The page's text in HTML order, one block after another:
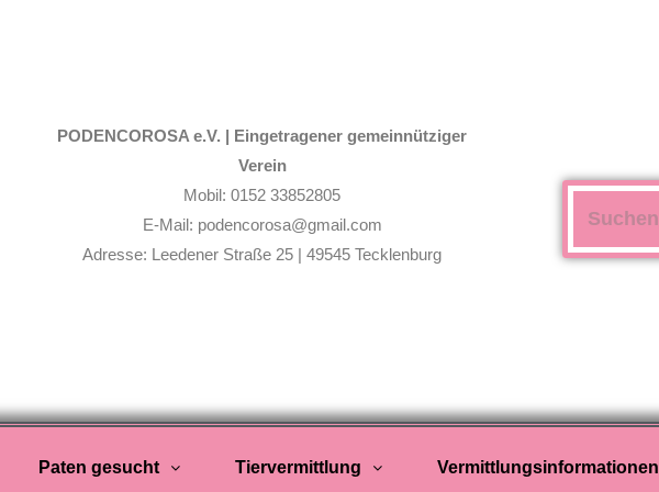
PODENCOROSA e.V. | Eingetragener gemeinnütziger
Verein
Mobil: 0152 33852805
E-Mail: podencorosa@gmail.com
Adresse: Leedener Straße 25 | 49545 Tecklenburg
Paten gesucht Tiervermittlung Vermittlungsinformationen